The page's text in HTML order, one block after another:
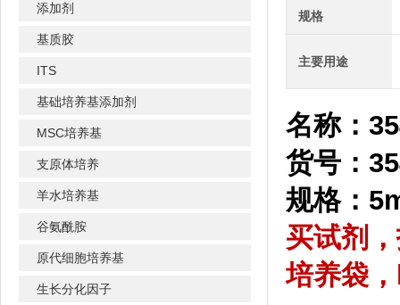
添加剂
基质胶
ITS
基础培养基添加剂
MSC培养基
支原体培养
羊水培养基
谷氨酰胺
原代细胞培养基
生长分化因子
规格
主要用途
名称：
货号：
规格：
买试剂
培养袋